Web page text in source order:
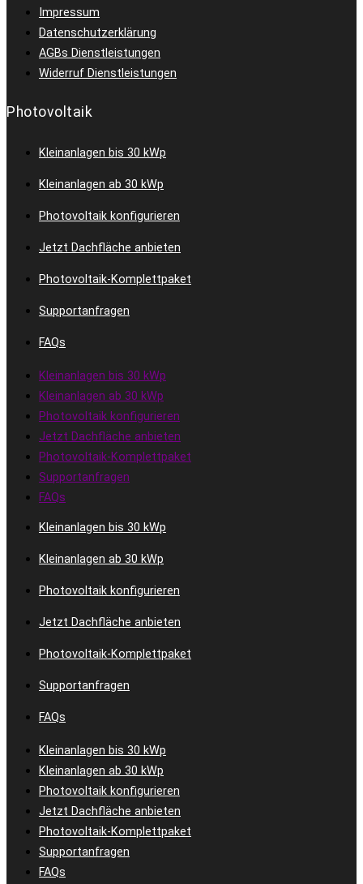
Impressum
Datenschutzerklärung
AGBs Dienstleistungen
Widerruf Dienstleistungen
Photovoltaik
Kleinanlagen bis 30 kWp
Kleinanlagen ab 30 kWp
Photovoltaik konfigurieren
Jetzt Dachfläche anbieten
Photovoltaik-Komplettpaket
Supportanfragen
FAQs
Kleinanlagen bis 30 kWp
Kleinanlagen ab 30 kWp
Photovoltaik konfigurieren
Jetzt Dachfläche anbieten
Photovoltaik-Komplettpaket
Supportanfragen
FAQs
Kleinanlagen bis 30 kWp
Kleinanlagen ab 30 kWp
Photovoltaik konfigurieren
Jetzt Dachfläche anbieten
Photovoltaik-Komplettpaket
Supportanfragen
FAQs
Kleinanlagen bis 30 kWp
Kleinanlagen ab 30 kWp
Photovoltaik konfigurieren
Jetzt Dachfläche anbieten
Photovoltaik-Komplettpaket
Supportanfragen
FAQs